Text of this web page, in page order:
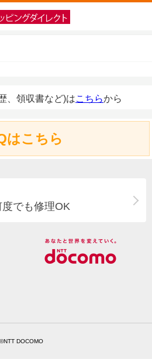
、領収書など)はこちらから
はこちら
度でも修理OK
©NTT DOCOMO